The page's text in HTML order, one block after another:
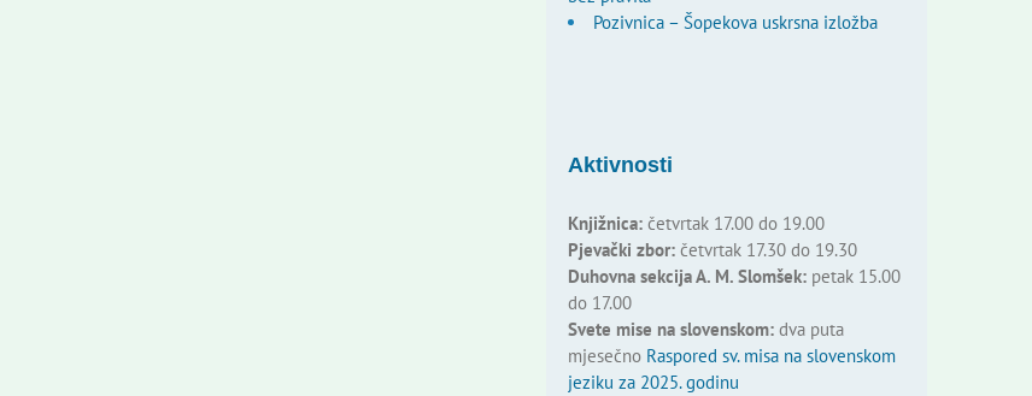
Pozivnica – Šopekova uskrsna izložba
Aktivnosti
Knjižnica:četvrtak 17.00 do 19.00
Pjevački zbor:četvrtak 17.30 do 19.30
Duhovna sekcija A. M. Slomšek:petak 15.00
do 17.00
Svete mise na slovenskom:dva puta
mjesečno Raspored sv. misa na slovenskom
jeziku za 2025. godinu